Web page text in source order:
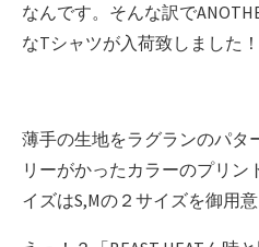
なんです。そんな訳で
なTシャツが入荷致しました！
薄手の生地をラグランのパタ
リーがかったカラーのプリン
イズはS,Mの２サイズを御用意